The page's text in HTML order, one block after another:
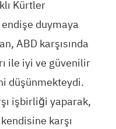
Kürtler
duymaya
ABD karşısında
ile iyi ve güvenilir
düşünmekteydi.
işbirliği yaparak,
karşı